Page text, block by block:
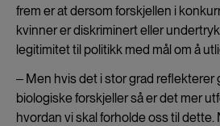
frem er at dersom forskjellen i
kvinner er diskriminert eller
legitimitet til politikk med mål om å
‒ Men hvis det i stor grad
biologiske forskjeller så er det mer
hvordan vi skal forholde oss til dette.